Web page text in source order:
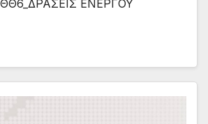
ΕΝΕΡΓΟΥ